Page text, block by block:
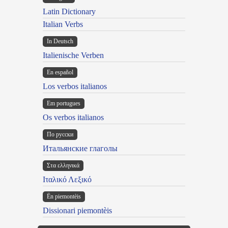
Latin Dictionary
Italian Verbs
In Deutsch
Italienische Verben
En español
Los verbos italianos
Em portugues
Os verbos italianos
По русски
Итальянские глаголы
Στα ελληνικά
Ιταλικό Λεξικό
Ën piemontèis
Dissionari piemontèis